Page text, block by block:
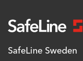
SafeLine Sweden